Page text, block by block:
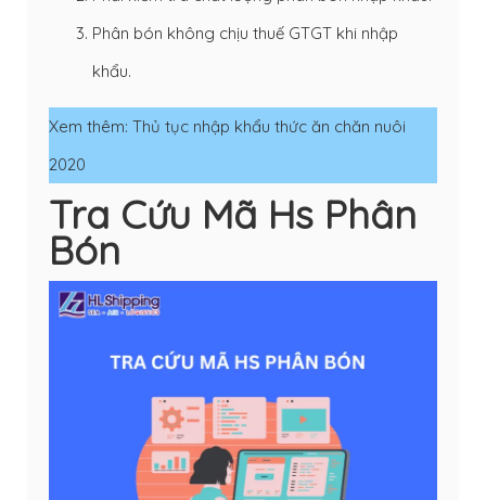
Phân bón không chịu thuế GTGT khi nhập
khẩu.
Xem thêm: Thủ tục nhập khẩu thức ăn chăn nuôi
2020
Tra Cứu Mã Hs Phân
Bón